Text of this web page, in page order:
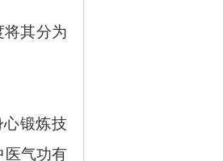
其分为
锻炼技
医气功有